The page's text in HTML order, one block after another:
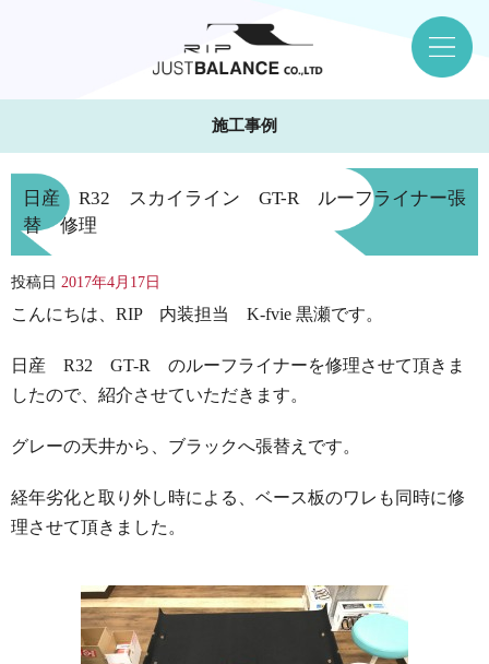
施工事例
日産 R32 スカイライン GT-R ルーフライナー張
替 修理
投稿日 2017年4月17日
こんにちは、RIP 内装担当 K-fvie 黒瀬です。
日産 R32 GT-R のルーフライナーを修理させて頂きま
したので、紹介させていただきます。
グレーの天井から、ブラックへ張替えです。
経年劣化と取り外し時による、ベース板のワレも同時に修
理させて頂きました。